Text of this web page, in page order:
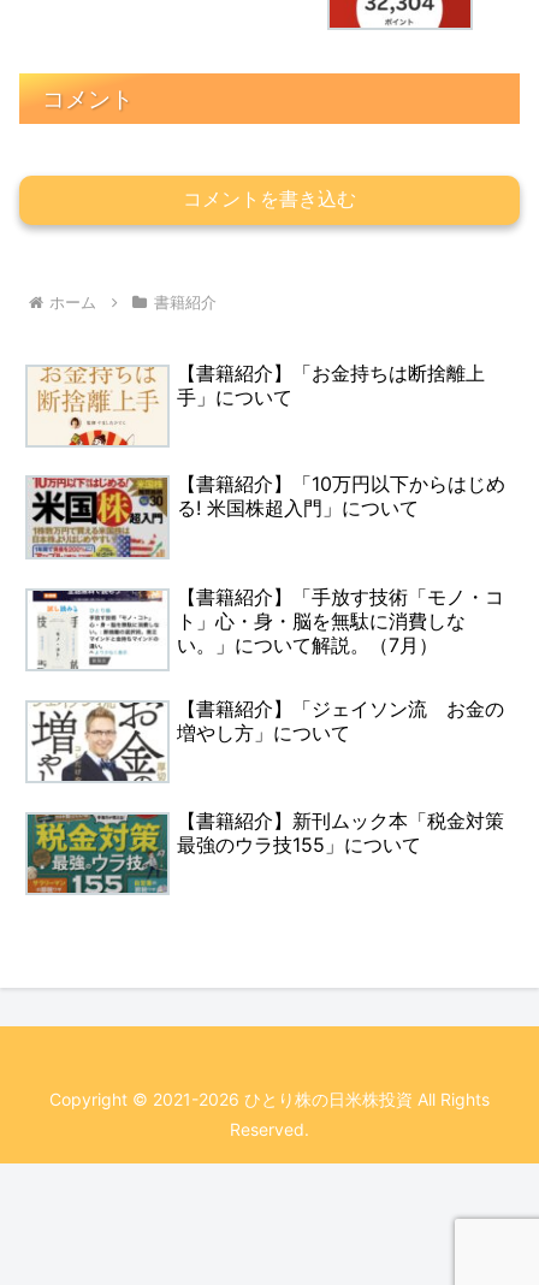
コメント
コメントを書き込む
ホーム 書籍紹介
【書籍紹介】「お金持ちは断捨離上
手」について
【書籍紹介】「10万円以下からはじめ
る! 米国株超入門」について
【書籍紹介】「手放す技術「モノ・コ
ト」心・身・脳を無駄に消費しな
い。」について解説。（7月）
【書籍紹介】「ジェイソン流 お金の
増やし方」について
【書籍紹介】新刊ムック本「税金対策
最強のウラ技155」について
Copyright © 2021-2026 ひとり株の日米株投資 All Rights
Reserved.